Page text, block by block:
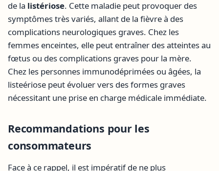
de la listériose. Cette maladie peut provoquer des
symptômes très variés, allant de la fièvre à des
complications neurologiques graves. Chez les
femmes enceintes, elle peut entraîner des atteintes au
fœtus ou des complications graves pour la mère.
Chez les personnes immunodéprimées ou âgées, la
listeériose peut évoluer vers des formes graves
nécessitant une prise en charge médicale immédiate.
Recommandations pour les
consommateurs
Face à ce rappel, il est impératif de ne plus